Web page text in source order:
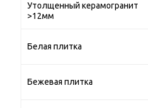
Утолщенный керамогранит
>12мм
Белая плитка
Бежевая плитка